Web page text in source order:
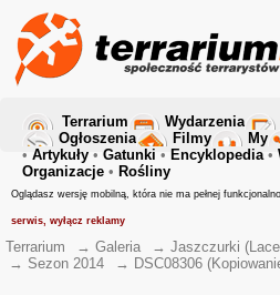
Terrarium Wydarzenia
Ogłoszenia
Filmy My
• Artykuły • Gatunki • Encyklopedia•
Organizacje • Rośliny
Oglądasz wersję mobilną, która nie ma pełnej
serwis, wyłącz reklamy
Terrarium → Galeria → Jaszczurki
→ Sezon 2014 → DSC08306